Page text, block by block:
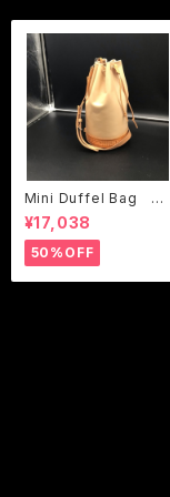
Mini Duffel Bag B-
size（Tony design）
¥17,038
50%OFF